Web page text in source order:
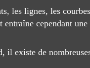
lignes, les
cependant
existe de